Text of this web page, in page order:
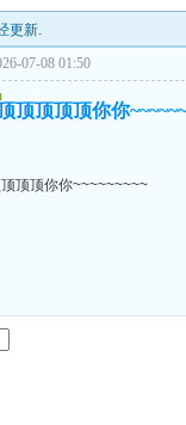
更新.
07-08 01:50
顶顶顶顶你你
顶顶你你~~~~~~~~~